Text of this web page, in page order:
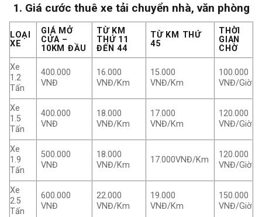
1. Giá cước thuê xe tải chuyển nhà, văn phòng
LOẠI
XE
GIÁ MỞ
CỬA –
10KM ĐẦU
TỪ KM
THỨ 11
ĐẾN 44
TỪ KM THỨ
45
THỜI
GIAN
CHỜ
Xe
1.2
Tấn
400.000
VNĐ
16.000
VNĐ/Km
15.000
VNĐ/Km
100.000
VNĐ/Giờ
Xe
1.5
Tấn
400.000
VNĐ
18.000
VNĐ/Km
17.000
VNĐ/Km
120.000
VNĐ/Giờ
Xe
1.9
Tấn
500.000
VNĐ
18.000
VNĐ/Km
17.000VNĐ/Km
120.000
VNĐ/Giờ
Xe
2.5
Tấn
600.000
VNĐ
22.000
VNĐ/Km
19.000
VNĐ/Km
150.000
VNĐ/Giờ